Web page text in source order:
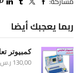
ربما يعجبك أيضا
كمبيوتر
130,00ر.س